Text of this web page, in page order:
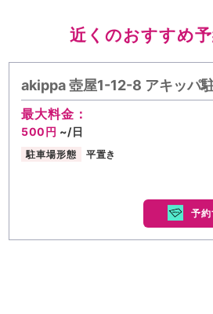
近くのおすすめ
akippa 壺屋1-12-8 アキッパ
最大料金：
500円 ~/日
駐車場形態 平置き
予約